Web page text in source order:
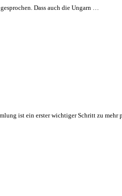
Dass auch die Ungarn …
ist ein erster wichtiger Schritt zu